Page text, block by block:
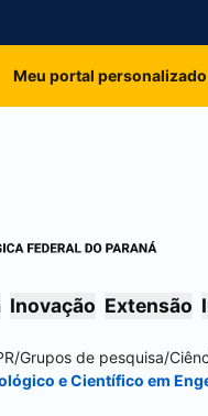
Meu portal personalizado
Inovação Extensão
/Grupos de pesquisa/
e Científico em